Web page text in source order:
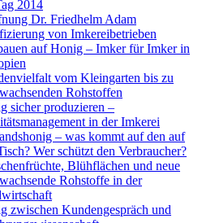
2014
Dr. Friedhelm Adam
von Imkereibetrieben
auf Honig – Imker für Imker in
vom Kleingarten bis zu
Rohstoffen
sicher produzieren –
in der Imkerei
– was kommt auf den auf
Wer schützt den Verbraucher?
Blühflächen und neue
Rohstoffe in der
zwischen Kundengespräch und